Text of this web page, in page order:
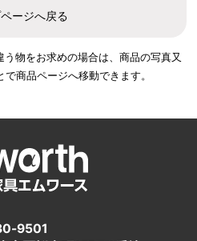
ページへ戻る
物をお求めの場合は、商品の写真又
商品ページへ移動できます。
9501